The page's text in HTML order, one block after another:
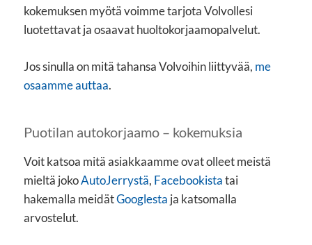
kokemuksen myötä voimme tarjota Volvollesi
luotettavat ja osaavat huoltokorjaamopalvelut.
Jos sinulla on mitä tahansa Volvoihin liittyvää, me
osaamme auttaa.
Puotilan autokorjaamo – kokemuksia
Voit katsoa mitä asiakkaamme ovat olleet meistä
mieltä jokoAutoJerrystä, Facebookistatai
hakemalla meidätGooglesta ja katsomalla
arvostelut.